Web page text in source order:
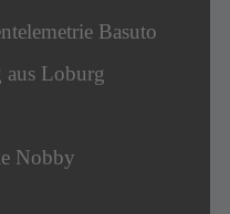
Basuto
aus Loburg
Nobby